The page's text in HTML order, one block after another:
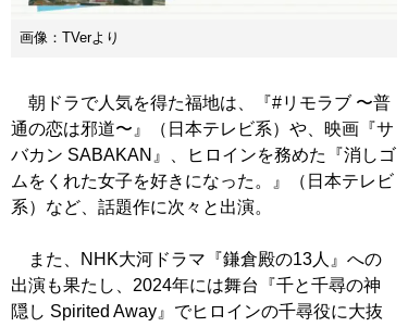
画像：TVerより
朝ドラで人気を得た福地は、『#リモラブ 〜普
通の恋は邪道〜』（日本テレビ系）や、映画『サ
バカン SABAKAN』、ヒロインを務めた『消しゴ
ムをくれた女子を好きになった。』（日本テレビ
系）など、話題作に次々と出演。
また、NHK大河ドラマ『鎌倉殿の13人』への
出演も果たし、2024年には舞台『千と千尋の神
隠し Spirited Away』でヒロインの千尋役に大抜